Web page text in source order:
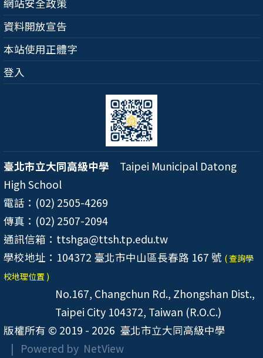
網站安全政策
資料開放宣告
本站使用正體字
登入
臺北市立大同高級中學 Taipei Municipal Datong
High School
電話：(02) 2505-4269
傳真：(02) 2507-2094
通訊信箱：ttshga@ttsh.tp.edu.tw
學校地址：104372 臺北市中山區長春路 167 號 ( 查詢學
校地理位置 )
No.167, Changchun Rd., Zhongshan Dist.,
Taipei City 104372, Taiwan (R.O.C.)
版權所有 © 2019 - 2026 臺北市立大同高級中學
| Powered by NetView